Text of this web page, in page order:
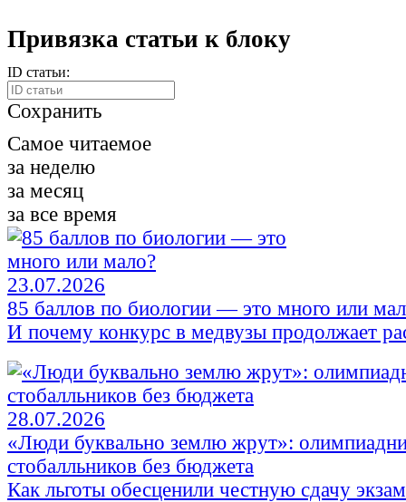
Привязка статьи к блоку
ID статьи:
Сохранить
Самое читаемое
за неделю
за месяц
за все время
23.07.2026
85 баллов по биологии — это много или
И почему конкурс в медвузы продолжает
28.07.2026
«Люди буквально землю жрут»:
стобалльников без бюджета
Как льготы обесценили честную сдачу